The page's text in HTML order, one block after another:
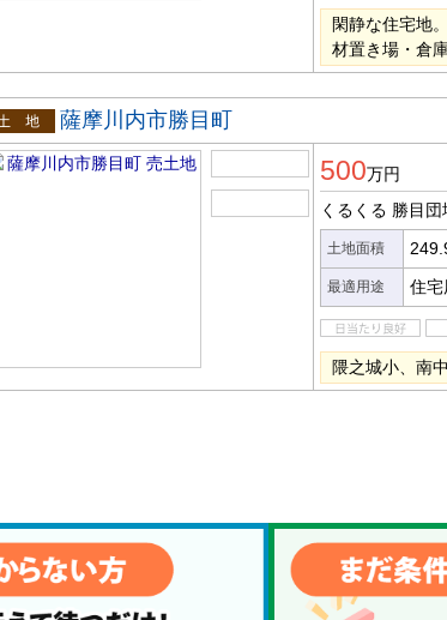
閑静な住宅地
材置き場・倉
地
薩摩川内市勝目町
500万円
くるくる 勝目団
土地面積
最適用途 住宅
隈之城小、南